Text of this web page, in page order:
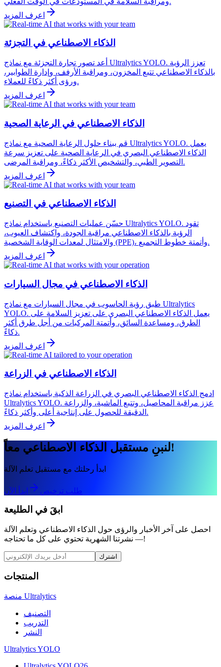
اعرف المزيد
الذكاء الاصطناعي في التجزئة
أعد تصور تجارة التجزئة مع نماذج Ultralytics YOLO. تعزز الرؤية
بالذكاء الاصطناعي تتبع المخزون، ومراقبة الأرفف، وإدارة الطوابير،
ورؤى أكثر ذكاءً للعملاء.
اعرف المزيد
الذكاء الاصطناعي في الرعاية الصحية
قم ببناء حلول الرعاية الصحية مع نماذج Ultralytics YOLO. يعمل
الذكاء الاصطناعي البصري في الرعاية الصحية على تعزيز سرعة
التصوير الطبي، والتشخيص الأكثر ذكاءً، ومراقبة المرضى.
اعرف المزيد
الذكاء الاصطناعي في التصنيع
حسّن عمليات التصنيع باستخدام نماذج Ultralytics YOLO. تقود
الرؤية بالذكاء الاصطناعي مراقبة الجودة، واكتشاف العيوب،
والامتثال لمعدات الوقاية الشخصية (PPE)، وأتمتة خطوط التجميع.
اعرف المزيد
الذكاء الاصطناعي في مجال السيارات
طبق رؤية الحاسوب في مجال السيارات مع نماذج Ultralytics
YOLO. يعمل الذكاء الاصطناعي البصري على تعزيز السلامة على
الطرق، ومساعدة السائق، وأتمتة المركبات من أجل طرق أكثر
ذكاءً.
اعرف المزيد
الذكاء الاصطناعي في الزراعة
ادمج الذكاء الاصطناعي البصري في الزراعة الذكية باستخدام نماذج
Ultralytics YOLO. عزز مراقبة المحاصيل، وتتبع الماشية، والزراعة
الدقيقة للحصول على إنتاجية أعلى وأكثر ذكاءً.
اعرف المزيد
لنبنِ مستقبل الذكاء الاصطناعي معاً!
ابدأ رحلتك مع مستقبل تعلم الآلة
طلب ترخيص ابدأ الآن
ابقَ في الطليعة
احصل على آخر الأخبار والرؤى حول الذكاء الاصطناعي وتعلم الآلة
— نشرتنا الشهرية تحتوي على كل ما تحتاجه!
اشترك
المنتجات
منصة Ultralytics
التصنيف
التدريب
النشر
Ultralytics YOLO